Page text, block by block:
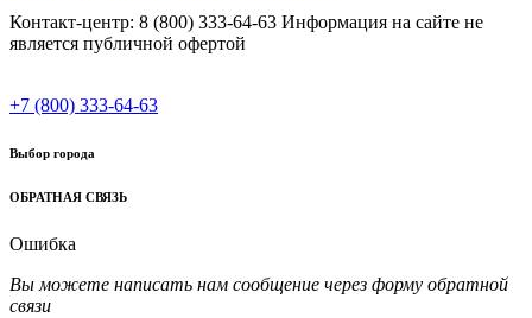
Контакт-центр: 8 (800) 333-64-63 Информация на сайте не
является публичной офертой
+7 (800) 333-64-63
Выбор города
ОБРАТНАЯ СВЯЗЬ
Ошибка
Вы можете написать нам сообщение через форму обратной
связи